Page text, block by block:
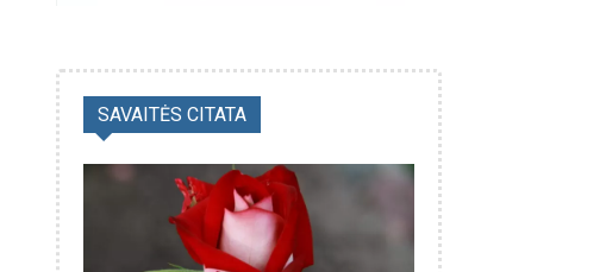
SAVAITĖS CITATA